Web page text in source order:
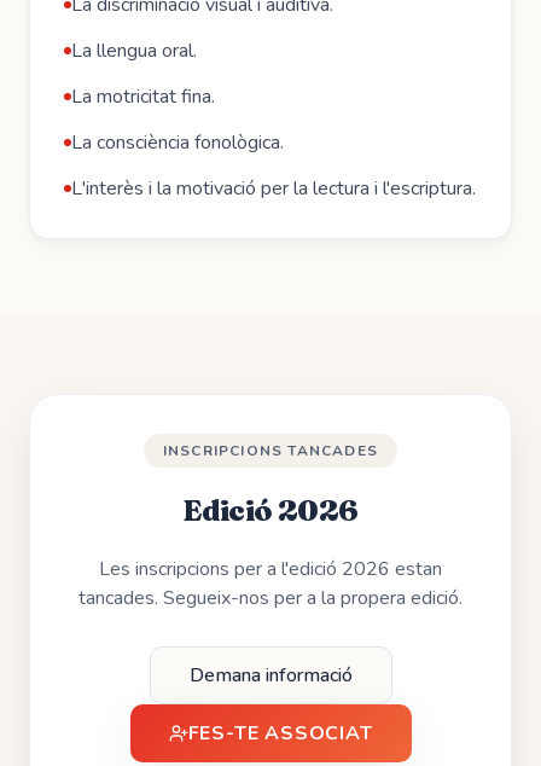
La llengua oral.
La motricitat fina.
La consciència fonològica.
L'interès i la motivació per la lectura i l'escriptura.
INSCRIPCIONS TANCADES
Edició 2026
Les inscripcions per a l'edició 2026 estan
tancades. Segueix-nos per a la propera edició.
Demana informació
FES-TE ASSOCIAT